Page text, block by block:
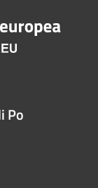
Po